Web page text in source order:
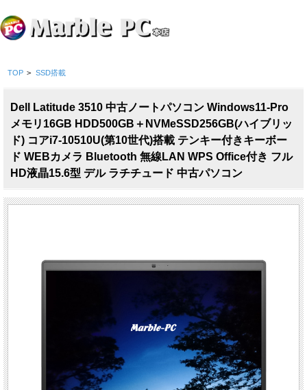
TOP > SSD搭載
Dell Latitude 3510 中古ノートパソコン Windows11-Pro
メモリ16GB HDD500GB＋NVMeSSD256GB(ハイブリッ
ド) コアi7-10510U(第10世代)搭載 テンキー付きキーボー
ド WEBカメラ Bluetooth 無線LAN WPS Office付き フル
HD液晶15.6型 デル ラチチュード 中古パソコン